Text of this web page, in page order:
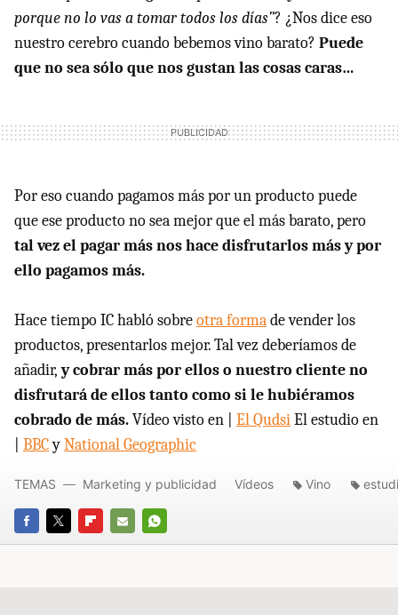
porque no lo vas a tomar todos los días”? ¿Nos dice eso
nuestro cerebro cuando bebemos vino barato? Puede
que no sea sólo que nos gustan las cosas caras…
Por eso cuando pagamos más por un producto puede
que ese producto no sea mejor que el más barato, pero
tal vez el pagar más nos hace disfrutarlos más y por
ello pagamos más.
Hace tiempo IC habló sobreotra formade vender los
productos, presentarlos mejor. Tal vez deberíamos de
añadir,y cobrar más por ellos o nuestro cliente no
disfrutará de ellos tanto como si le hubiéramos
cobrado de más.Vídeo visto en | El QudsiEl estudio en
BBCyNational Geographic
FACEBOOK
TWITTERFLIPBOARD
E-
WHATSAPP
TEMAS Marketing y publicidad Vídeos Vino